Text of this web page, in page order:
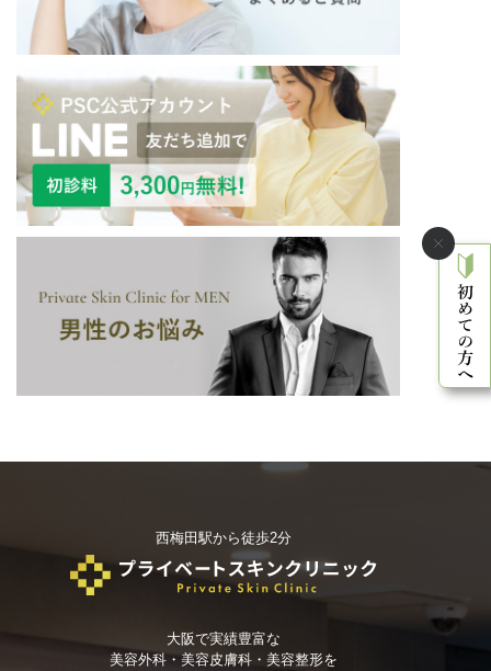
西梅田駅から徒歩2分
大阪で実績豊富な
美容外科・美容皮膚科・美容整形を